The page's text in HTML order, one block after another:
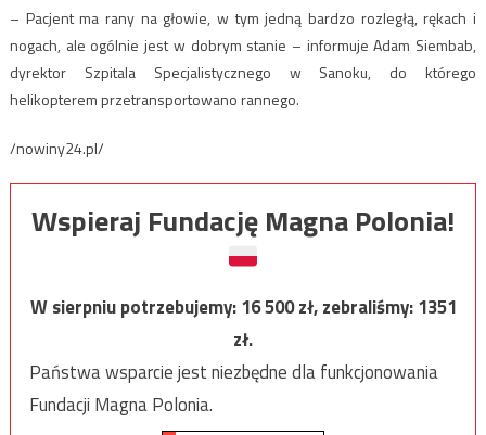
– Pacjent ma rany na głowie, w tym jedną bardzo rozległą, rękach i
nogach, ale ogólnie jest w dobrym stanie – informuje Adam Siembab,
dyrektor Szpitala Specjalistycznego w Sanoku, do którego
helikopterem przetransportowano rannego.
/nowiny24.pl/
Wspieraj Fundację Magna Polonia!
W sierpniu potrzebujemy:16 500zł, zebraliśmy:1351
zł.
Państwa wsparcie jest niezbędne dla funkcjonowania
Fundacji Magna Polonia.